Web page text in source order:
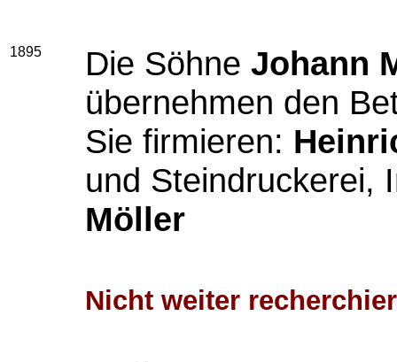
1895 Die Söhne Johann
übernehmen den
Sie firmieren:
und Steindruckerei,
Möller
Nicht weiter